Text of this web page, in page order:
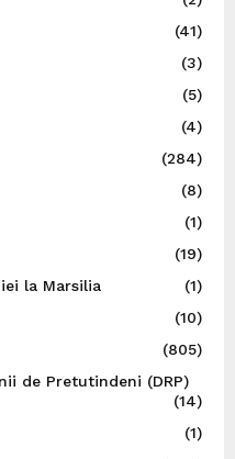
(41)
(3)
(5)
(4)
(284)
(8)
(1)
(19)
la Marsilia
(1)
(10)
(805)
de Pretutindeni (DRP)
(14)
(1)